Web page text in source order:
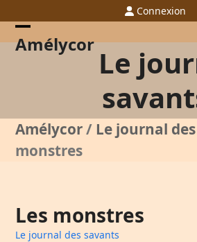
to
content
Connexion
Amélycor
Open
Close
Le
Amélycor/ Le journal
monstres
Les monstres
Le journal des savants